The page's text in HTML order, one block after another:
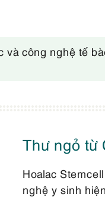
và công nghệ tế
Thư ngỏ từ
Hoalac
nghệ y sinh